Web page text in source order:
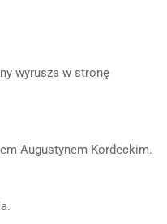
wyrusza w stronę
Augustynem Kordeckim.